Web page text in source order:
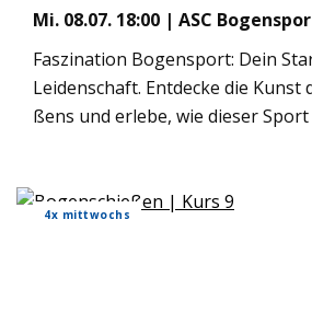
Mi. 08.07. 18:00 | ASC
Fas­zi­na­tion Bogen­sport: Dein
Lei­den­schaft. Ent­de­cke die Kunst des Bogen­schie­
ßens und erlebe, wie die­ser
Ein­zel­per­son, Paare oder
4x mitt­wochs